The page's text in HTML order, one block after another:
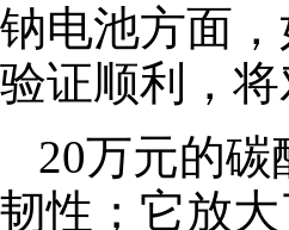
钠电池方面
验证顺利，
20万元的
韧性；它放